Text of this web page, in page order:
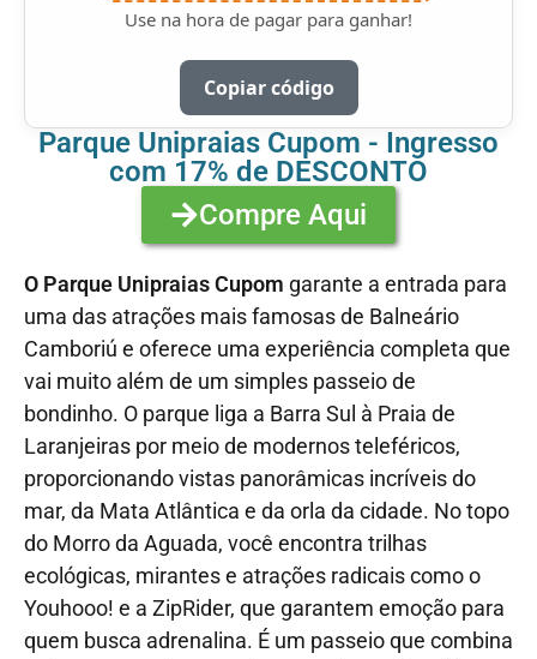
Use na hora de pagar para ganhar!
Copiar código
Parque Unipraias Cupom - Ingresso
com 17% de DESCONTO
Compre Aqui
O Parque Unipraias Cupom garante a entrada para
uma das atrações mais famosas de Balneário
Camboriú e oferece uma experiência completa que
vai muito além de um simples passeio de
bondinho. O parque liga a Barra Sul à Praia de
Laranjeiras por meio de modernos teleféricos,
proporcionando vistas panorâmicas incríveis do
mar, da Mata Atlântica e da orla da cidade. No topo
do Morro da Aguada, você encontra trilhas
ecológicas, mirantes e atrações radicais como o
Youhooo! e a ZipRider, que garantem emoção para
quem busca adrenalina. É um passeio que combina